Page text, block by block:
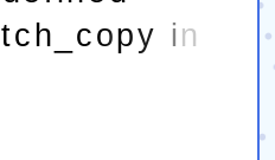
tc h copy i n